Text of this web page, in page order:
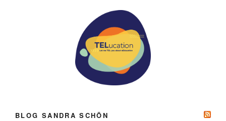
BLOG SANDRA SCHÖN